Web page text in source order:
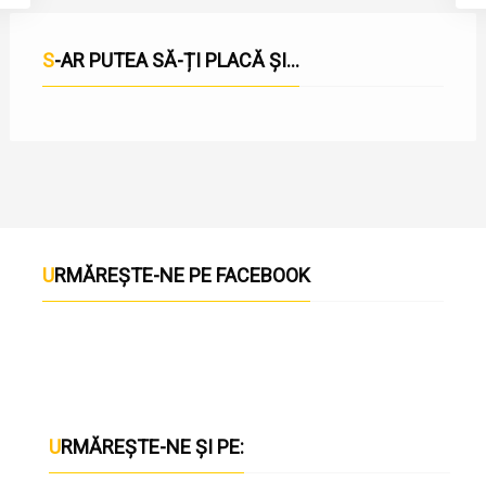
S-AR PUTEA SĂ-ȚI PLACĂ ȘI...
URMĂREȘTE-NE PE FACEBOOK
URMĂREȘTE-NE ȘI PE: